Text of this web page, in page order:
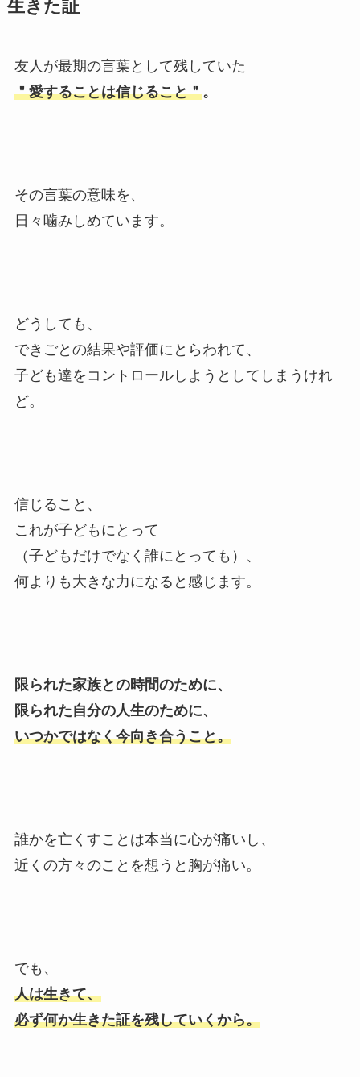
生きた証
友人が最期の言葉として残していた
＂愛することは信じること＂。
その言葉の意味を、
日々噛みしめています。
どうしても、
できごとの結果や評価にとらわれて、
子ども達をコントロールしようとしてしまうけれ
ど。
信じること、
これが子どもにとって
（子どもだけでなく誰にとっても）、
何よりも大きな力になると感じます。
限られた家族との時間のために、
限られた自分の人生のために、
いつかではなく今向き合うこと。
誰かを亡くすことは本当に心が痛いし、
近くの方々のことを想うと胸が痛い。
でも、
人は生きて、
必ず何か生きた証を残していくから。